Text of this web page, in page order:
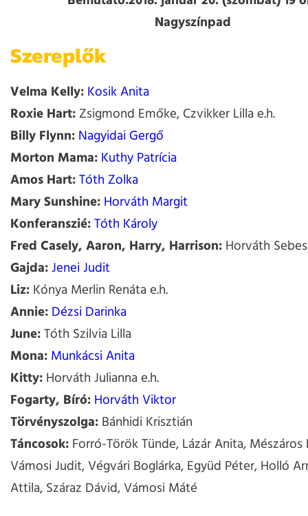
Nagyszínpad
Szereplők
Velma Kelly:Kosik Anita
Roxie Hart:Zsigmond Emőke, Czvikker Lilla e.h.
Billy Flynn:Nagyidai Gergő
Morton Mama:Kuthy Patrícia
Amos Hart:Tóth Zolka
Mary Sunshine:Horváth Margit
Konferanszié:Tóth Károly
Fred Casely, Aaron, Harry, Harrison:Horváth
Gajda:Jenei Judit
Liz:Kónya Merlin Renáta e.h.
Annie:Dézsi Darinka
June:Tóth Szilvia Lilla
Mona:Munkácsi Anita
Kitty:Horváth Julianna e.h.
Fogarty, Bíró:Horváth Viktor
Törvényszolga:Bánhidi Krisztián
Táncosok:Forró-Török Tünde, Lázár Anita, Mészáros
Vámosi Judit, Végvári Boglárka, Együd Péter, Holló
Attila, Száraz Dávid, Vámosi Máté